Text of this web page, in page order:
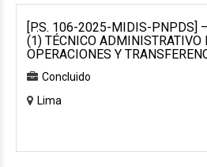
[P.S. 106-2025-MIDIS-PNPDS]
(1) TÉCNICO ADMINISTRATIVO
OPERACIONES Y
Concluido
Lima